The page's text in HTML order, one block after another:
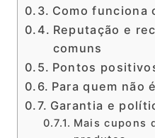
Como funciona
Reputação e
comuns
Pontos
Para quem não
Garantia e
Mais cupons